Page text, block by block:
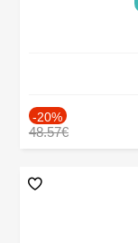
-20%
48.57€